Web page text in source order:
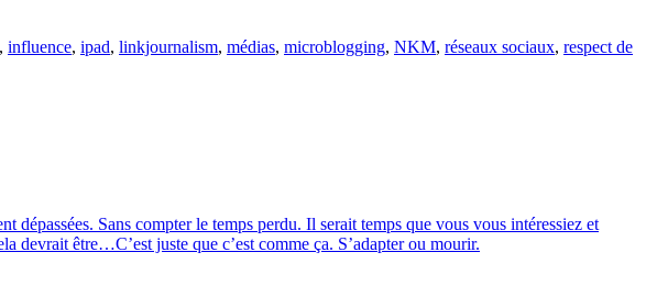
, influence, ipad, linkjournalism, médias, microblogging, NKM, réseaux sociaux, respect de
Sans compter le temps perdu. Il serait temps que vous vous intéressiez et
devrait être…C’est juste que c’est comme ça. S’adapter ou mourir.